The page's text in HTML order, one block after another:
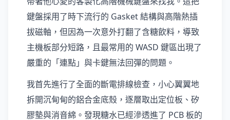
鍵盤採用了時下流行的 Gasket 結構與高階熱插
拔磁軸，但因為一次意外打翻了含糖飲料，導致
主機板部分短路，且最常用的 WASD 鍵區出現了
嚴重的「連點」與卡鍵無法回彈的問題。
我首先進行了全面的斷電排線檢查，小心翼翼地
拆開沉甸甸的鋁合金底殼，逐層取出定位板、矽
膠墊與消音綿。發現糖水已經滲透進了 PCB 板的